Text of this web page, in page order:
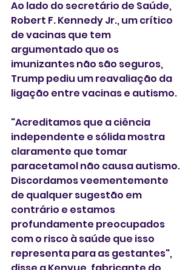
Ao lado do secretário de Saúde,
Robert F. Kennedy Jr., um crítico
de vacinas que tem
argumentado que os
imunizantes não são seguros,
Trump pediu um reavaliação da
ligação entre vacinas e autismo.
"Acreditamos que a ciência
independente e sólida mostra
claramente que tomar
paracetamol não causa autismo.
Discordamos veementemente
de qualquer sugestão em
contrário e estamos
profundamente preocupados
com o risco à saúde que isso
representa para as gestantes",